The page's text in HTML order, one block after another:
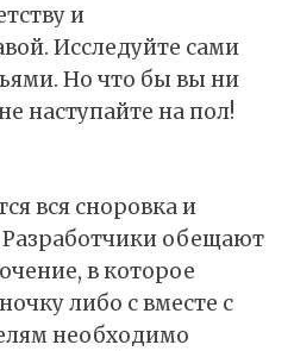
и
Исследуйте сами
Но что бы вы ни
наступайте на пол!
вся сноровка и
Разработчики обещают
в которое
либо с вместе с
необходимо